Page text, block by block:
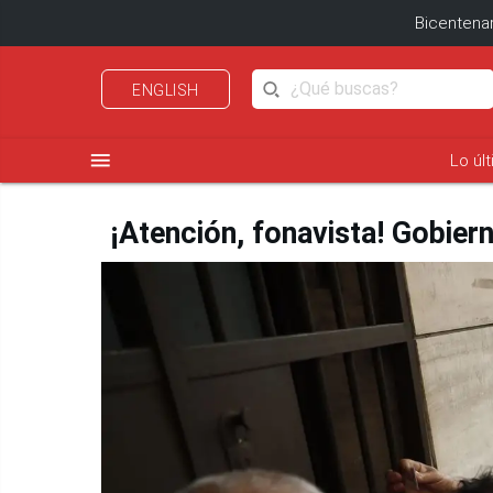
ENGLISH
menu Lo
¡Atención, fonavista!